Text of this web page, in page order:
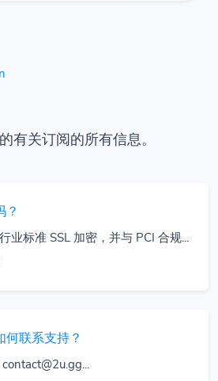
有关订阅的所有信息。
？
业标准 SSL 加密，并与 PCI 合规...
联系支持？